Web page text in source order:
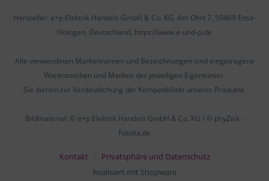
Hersteller: e+p Elektrik Handels GmbH & Co. KG, Am Ohrt 7, 59469 Ense-
Höingen, Deutschland, https://www.e-und-p.de
Alle verwendeten Markennamen und Bezeichnungen sind eingetragene
Warenzeichen und Marken der jeweiligen Eigentümer.
Sie dienen zur Verdeutlichung der Kompatibilität unserer Produkte.
Bildmaterial: © e+p Elektrik Handels GmbH & Co. KG / © phyZick -
Fotolia.de
Kontakt
Privatsphäre und Datenschutz
Realisiert mit Shopware